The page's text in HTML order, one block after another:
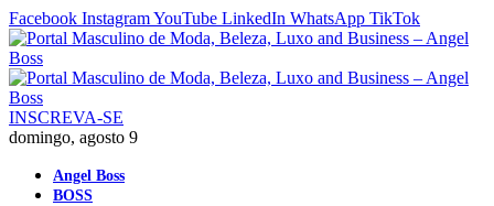
Facebook InstagramYouTube LinkedIn WhatsApp TikTok
INSCREVA-SE
domingo, agosto 9
Angel Boss
BOSS